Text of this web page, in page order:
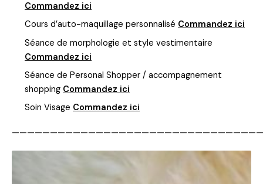
Commandez ici
Cours d’auto-maquillage personnalisé Commandez ici
Séance de morphologie et style vestimentaire
Commandez ici
Séance de Personal Shopper / accompagnement
shopping Commandez ici
Soin Visage Commandez ici